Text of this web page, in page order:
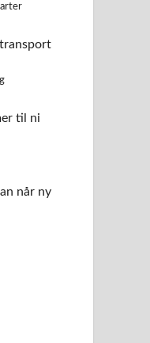
til ni
når ny